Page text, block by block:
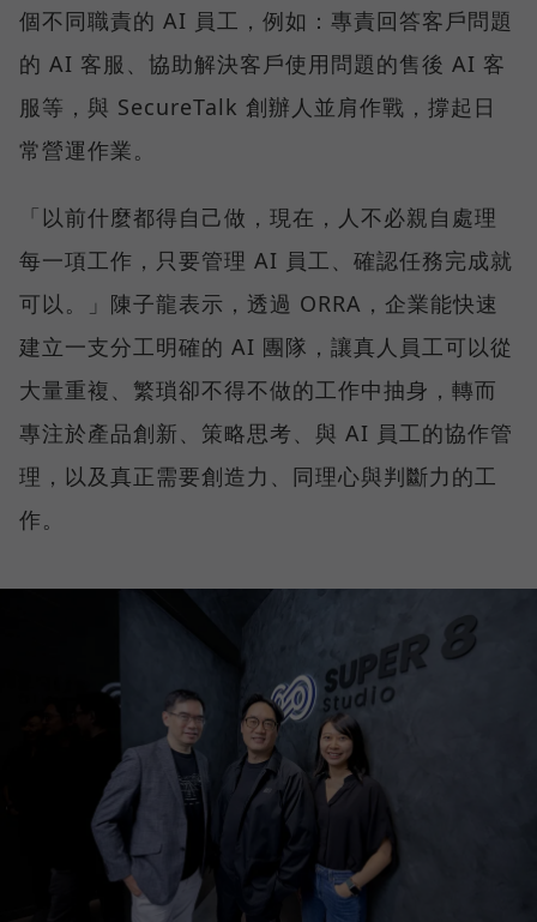
個不同職責的 AI 員工，例如：專責回答客戶問題
的 AI 客服、協助解決客戶使用問題的售後 AI 客
服等，與 SecureTalk 創辦人並肩作戰，撐起日
常營運作業。
「以前什麼都得自己做，現在，人不必親自處理
每一項工作，只要管理 AI 員工、確認任務完成就
可以。」陳子龍表示，透過 ORRA，企業能快速
建立一支分工明確的 AI 團隊，讓真人員工可以從
大量重複、繁瑣卻不得不做的工作中抽身，轉而
專注於產品創新、策略思考、與 AI 員工的協作管
理，以及真正需要創造力、同理心與判斷力的工
作。